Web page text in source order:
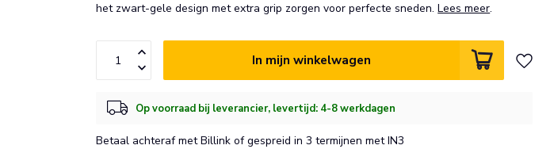
het zwart-gele design met extra grip zorgen voor perfecte sneden.Lees meer.
In mijn winkelwagen
Op voorraad bij leverancier, levertijd: 4-8 werkdagen
Betaal achteraf met Billink of gespreid in 3 termijnen met IN3